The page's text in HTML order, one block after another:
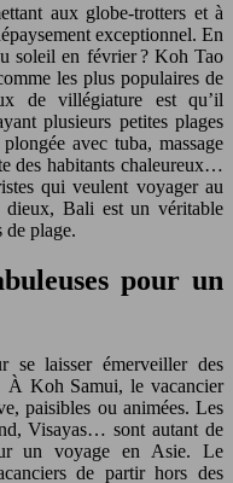
aux globe-trotters et à
exceptionnel. En
soleil en février ? Koh Tao
les plus populaires de
de villégiature est qu’il
plusieurs petites plages
avec tuba, massage
des habitants chaleureux…
qui veulent voyager au
dieux, Bali est un véritable
de plage.
pour un
se laisser émerveiller des
À Koh Samui, le vacancier
paisibles ou animées. Les
Visayas… sont autant de
un voyage en Asie. Le
de partir hors des